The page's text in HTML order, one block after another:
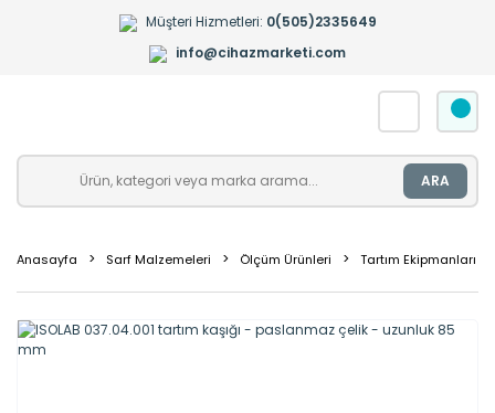
Müşteri Hizmetleri: 0(505)2335649
info@cihazmarketi.com
ARA
Anasayfa Sarf Malzemeleri Ölçüm Ürünleri Tartım Ekipmanları